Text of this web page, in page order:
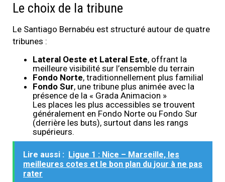
Le choix de la tribune
Le Santiago Bernabéu est structuré autour de quatre
tribunes :
Lateral Oeste et Lateral Este, offrant la
meilleure visibilité sur l’ensemble du terrain
Fondo Norte, traditionnellement plus familial
Fondo Sur, une tribune plus animée avec la
présence de la « Grada Animacion »
Les places les plus accessibles se trouvent
généralement en Fondo Norte ou Fondo Sur
(derrière les buts), surtout dans les rangs
supérieurs.
Lire aussi :
Ligue 1 : Nice – Marseille, les
meilleures cotes et le bon plan du jour à ne pas
rater